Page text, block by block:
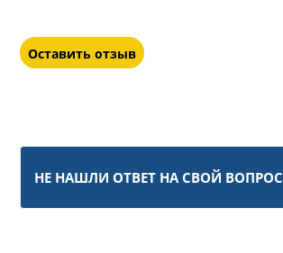
Оставить отзыв
НЕ НАШЛИ ОТВЕТ НА СВОЙ